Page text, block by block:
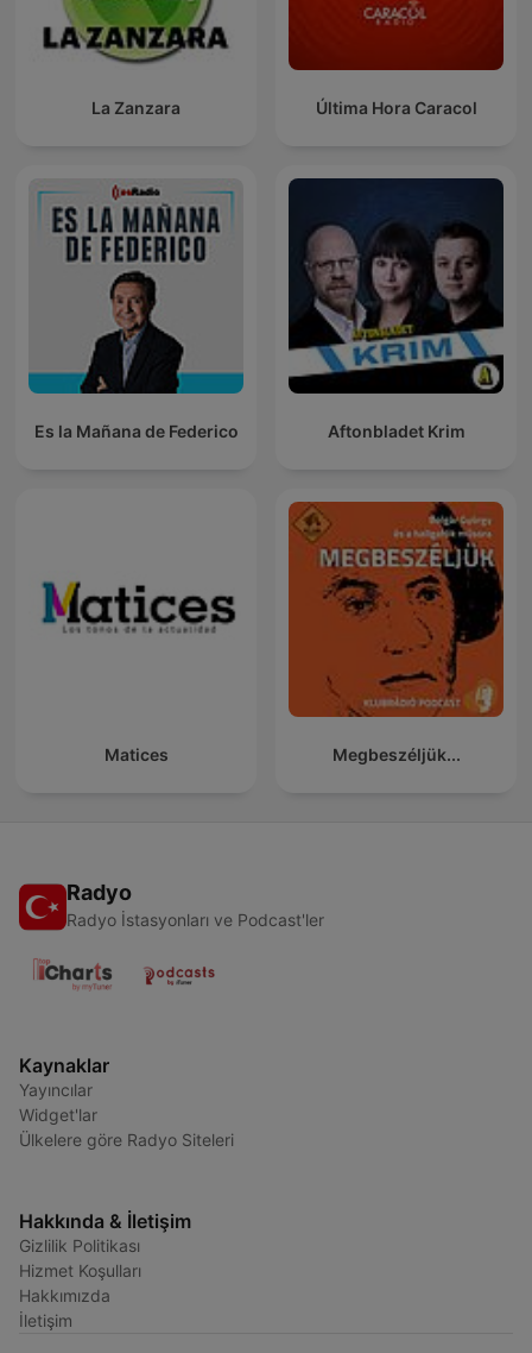
La Zanzara Última Hora Caracol
Es la Mañana de Federico Aftonbladet Krim
Matices Megbeszéljük...
Radyo
Radyo İstasyonları ve Podcast'ler
Kaynaklar
Yayıncılar
Widget'lar
Ülkelere göre Radyo Siteleri
Hakkında & İletişim
Gizlilik Politikası
Hizmet Koşulları
Hakkımızda
İletişim